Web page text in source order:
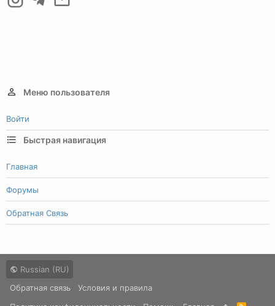
Меню пользователя
Войти
Быстрая навигация
Главная
Форумы
Обратная Связь
Russian (RU)
Обратная связь
Условия и правила